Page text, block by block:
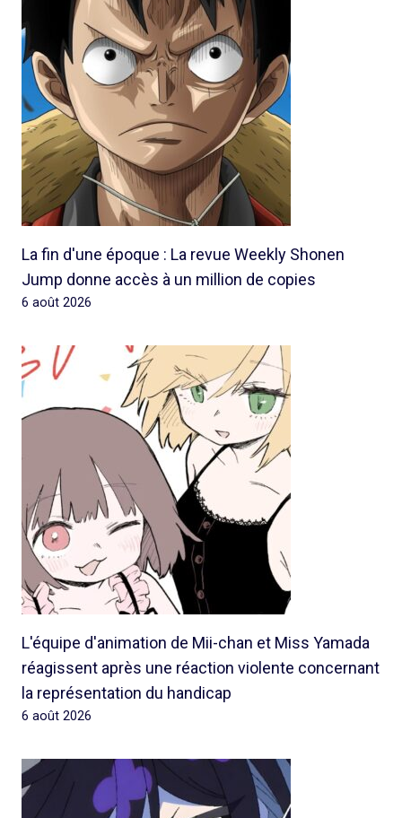
La fin d'une époque : La revue Weekly Shonen
Jump donne accès à un million de copies
6 août 2026
L'équipe d'animation de Mii-chan et Miss Yamada
réagissent après une réaction violente concernant
la représentation du handicap
6 août 2026